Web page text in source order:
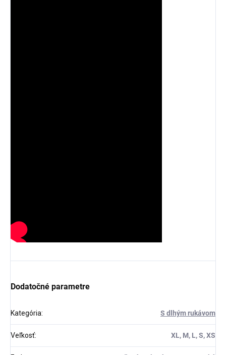
Dodatočné parametre
Kategória: S dlhým rukávom
Veľkosť: XL, M, L, S, XS